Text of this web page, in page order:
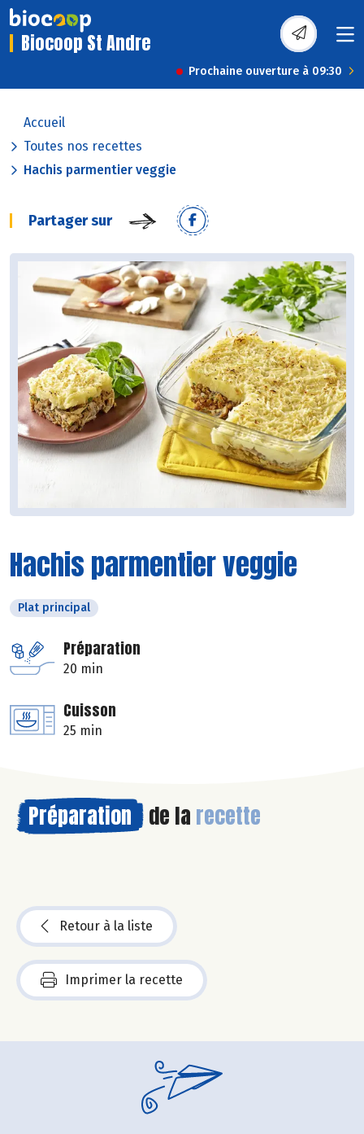
Biocoop St Andre
Prochaine ouverture à 09:30
Accueil
Toutes nos recettes
Hachis parmentier veggie
Partager sur
Hachis parmentier veggie
Plat principal
Préparation
20 min
Cuisson
25 min
Préparation de la recette
Retour à la liste
Imprimer la recette